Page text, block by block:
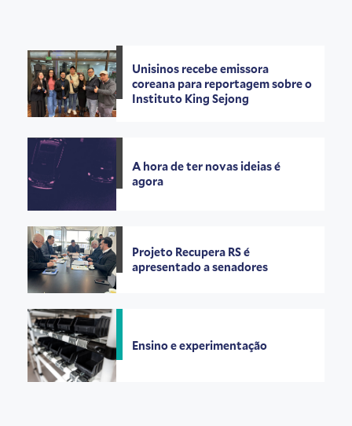
Unisinos recebe emissora
coreana para reportagem sobre o
Instituto King Sejong
A hora de ter novas ideias é
agora
Projeto Recupera RS é
apresentado a senadores
Ensino e experimentação